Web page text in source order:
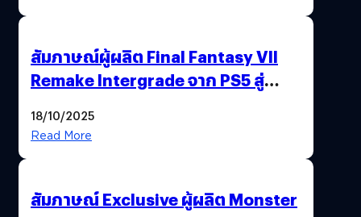
สัมภาษณ์ผู้ผลิต Final Fantasy VII
Remake Intergrade จาก PS5 สู่
18/10/2025
Read More
สัมภาษณ์ Exclusive ผู้ผลิต Monster